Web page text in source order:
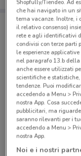
Negozi Medi-
Corso
2.4 km
Shopfully/Tiendeo. Ad
che hai navigato in un
tema vacanze. Inoltre, i
il relativo consenso)
rete e agli identificativi
condivisi con terze parti
le esperienze
nel paragrafo 13.b della
anche essere utilizzati
scientifiche e
tendenze. Puoi
accedendo a Menu >
nostra App. Cosa
pubblicitari, ma
saranno rilevanti per i
accedendo a Menu >
nostra App.
Noi e i nostri